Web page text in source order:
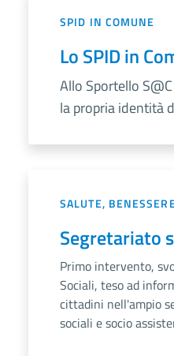
SPID IN COMUNE
Lo SPID in
Allo Sportello
la propria identità
SALUTE,
Segretariato
Primo intervento,
Sociali, teso ad
cittadini nell'ampio
sociali e socio